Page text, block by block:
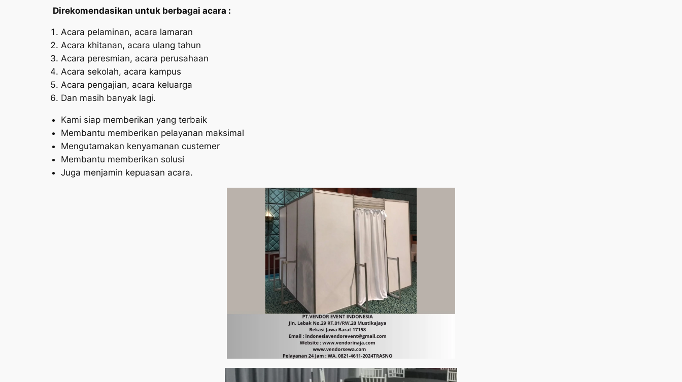
Direkomendasikan untuk berbagai acara :
Acara pelaminan, acara lamaran
Acara khitanan, acara ulang tahun
Acara peresmian, acara perusahaan
Acara sekolah, acara kampus
Acara pengajian, acara keluarga
Dan masih banyak lagi.
Kami siap memberikan yang terbaik
Membantu memberikan pelayanan maksimal
Mengutamakan kenyamanan custemer
Membantu memberikan solusi
Juga menjamin kepuasan acara.